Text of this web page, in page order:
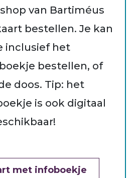
van Bartiméus
bestellen. Je kan
inclusief het
bestellen, of
doos. Tip: het
is ook digitaal
met infoboekje